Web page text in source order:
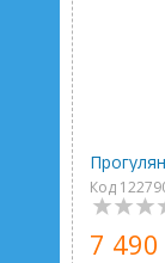
Код
7 490